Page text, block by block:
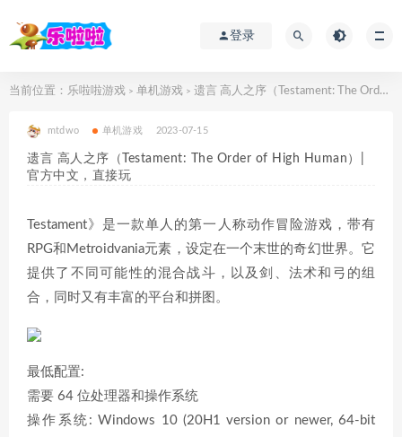
登录
当前位置： 乐啦啦游戏 > 单机游戏 > 遗言 高人之序（Testament: The Order of High Human）|官方中文，直接玩
mtdwo 单机游戏 2023-07-15
遗言 高人之序（Testament: The Order of High Human）|
官方中文，直接玩
Testament》是一款单人的第一人称动作冒险游戏，带有
RPG和Metroidvania元素，设定在一个末世的奇幻世界。它
提供了不同可能性的混合战斗，以及剑、法术和弓的组
合，同时又有丰富的平台和拼图。
最低配置:
需要 64 位处理器和操作系统
操作系统: Windows 10 (20H1 version or newer, 64-bit